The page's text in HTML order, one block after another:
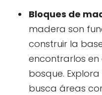
Bloques de
madera son
construir la
encontrarlos
bosque.
busca áreas